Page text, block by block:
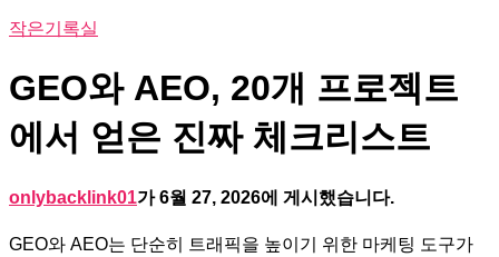
작은기록실
GEO와 AEO, 20개 프로젝트
에서 얻은 진짜 체크리스트
onlybacklink01가6월 27, 2026에 게시했습니다.
GEO와 AEO는 단순히 트래픽을 높이기 위한 마케팅 도구가